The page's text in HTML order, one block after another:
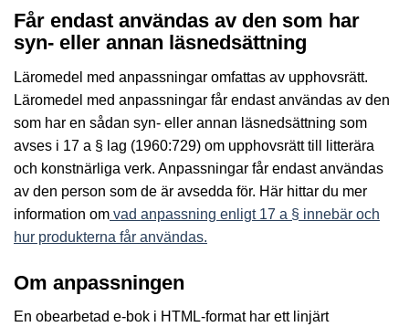
Får endast användas av den som har
syn- eller annan läsnedsättning
Läromedel med anpassningar omfattas av upphovsrätt.
Läromedel med anpassningar får endast användas av den
som har en sådan syn- eller annan läsnedsättning som
avses i 17 a § lag (1960:729) om upphovsrätt till litterära
och konstnärliga verk. Anpassningar får endast användas
av den person som de är avsedda för. Här hittar du mer
information om vad anpassning enligt 17 a § innebär och
hur produkterna får användas.
Om anpassningen
En obearbetad e-bok i HTML-format har ett linjärt